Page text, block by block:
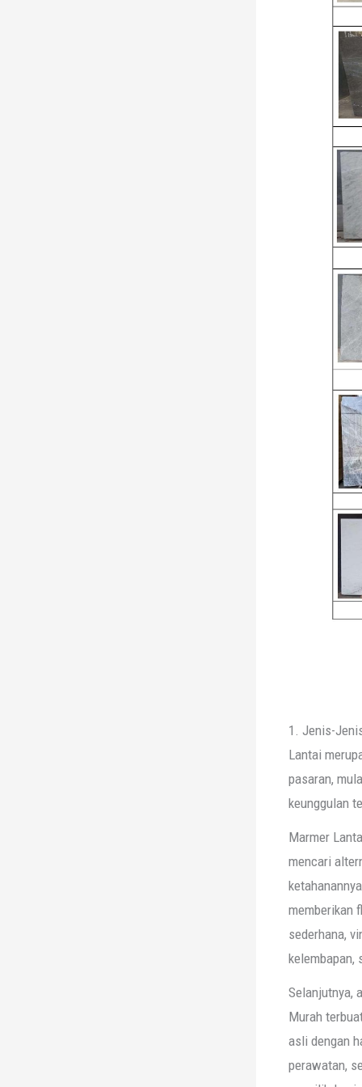
1. Jenis-
Lantai
pasaran,
keunggulan
Marmer
mencari
memberikan
sederhana,
kelembapan,
Selanjutnya,
Murah
asli dengan
perawatan,